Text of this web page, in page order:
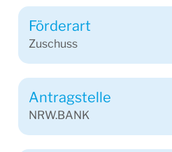
Förderart
Zuschuss
Antragstelle
NRW.BANK